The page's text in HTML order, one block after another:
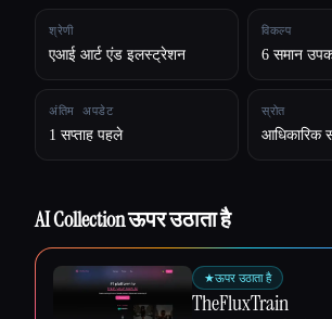
Esc
श्रेणी
एआई आर्ट एंड इलस्ट्रेशन
विकल्प
6 समान
अंतिम अपडेट
1 सप्ताह पहले
स्रोत
आधिकारिक
AI Collection ऊपर उठाता है
★ऊपर उठाता है
TheFluxTrain